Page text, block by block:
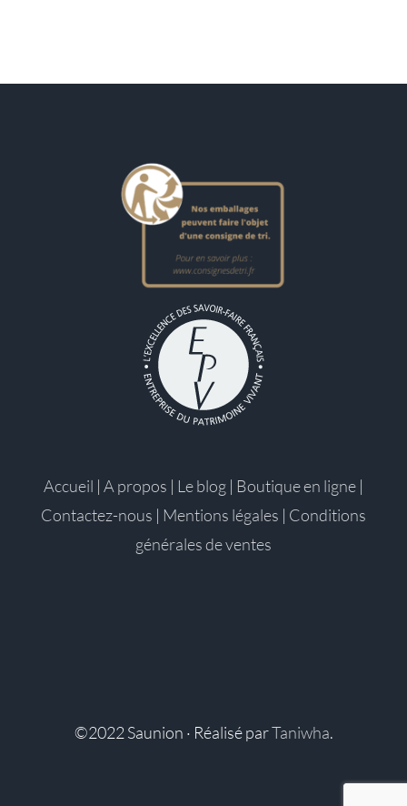
Accueil | A propos | Le blog | Boutique en ligne |
Contactez-nous | Mentions légales | Conditions
générales de ventes
©2022 Saunion · Réalisé parTaniwha.